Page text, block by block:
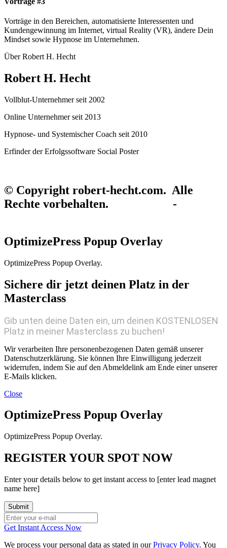
Vorträge in den Bereichen, automatisierte Interessenten und
Kundengewinnung im Internet, virtual Reality (VR), ändere Dein
Mindset sowie Hypnose im Unternehmen.
Über Robert H. Hecht
Robert H. Hecht
Vollblut-Unternehmer seit 2002
Online Unternehmer seit 2013
Hypnose- und Systemischer Coach seit 2010
Erfinder der Erfolgssoftware Social Poster
© Copyright robert-hecht.com. Alle
Rechte vorbehalten.
-
OptimizePress Popup Overlay
OptimizePress Popup Overlay.
Sichere dir jetzt deinen Platz in der
Masterclass
Gib unten deine Daten ein, um deinen KOSTENLOSEN
Platz in meiner Masterclass zu buchen!
Wir verarbeiten Ihre personenbezogenen Daten gemäß unserer
Datenschutzerklärung. Sie können Ihre Einwilligung jederzeit
widerrufen, indem Sie auf den Abmeldelink am Ende einer unserer
E-Mails klicken.
Close
OptimizePress Popup Overlay
OptimizePress Popup Overlay.
REGISTER YOUR SPOT NOW
Enter your details below to get instant access to [enter lead magnet
name here]
Get Instant Access Now
We process your personal data as stated in ourPrivacy Policy. You